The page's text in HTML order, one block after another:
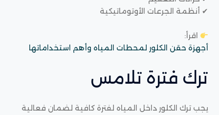
✔ أنظمة الجرعات الأوتوماتيكية
اقرأ:
أجهزة حقن الكلور لمحطات المياه وأهم استخداماتها
ترك فترة تلامس
يجب ترك الكلور داخل المياه لفترة كافية لضمان فعالية